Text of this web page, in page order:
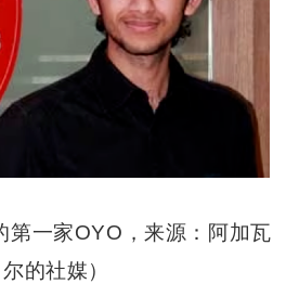
第一家OYO，来源：阿加瓦
尔的社媒）